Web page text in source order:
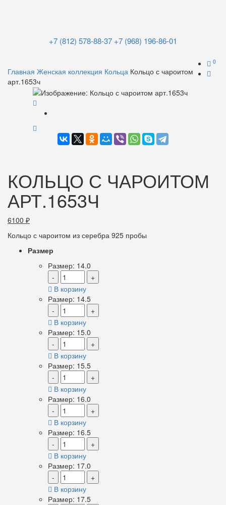
+7 (812) 578-88-37 +7 (968) 196-86-01
0
Главная Женская коллекция Кольца Кольцо с чароитом
арт.1653ч
КОЛЬЦО С ЧАРОИТОМ
АРТ.1653Ч
6100 ₽
Кольцо с чароитом из серебра 925 пробы
Размер
Размер: 14.0
-
+
В корзину
Размер: 14.5
-
+
В корзину
Размер: 15.0
-
+
В корзину
Размер: 15.5
-
+
В корзину
Размер: 16.0
-
+
В корзину
Размер: 16.5
-
+
В корзину
Размер: 17.0
-
+
В корзину
Размер: 17.5